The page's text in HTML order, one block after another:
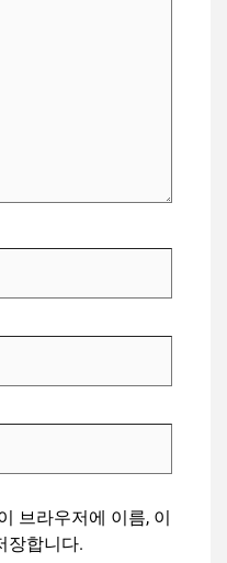
브라우저에 이름, 이
장합니다.